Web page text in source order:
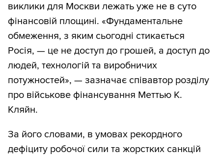
виклики для Москви лежать уже не в суто
фінансовій площині. «Фундаментальне
обмеження, з яким сьогодні стикається
Росія, — це не доступ до грошей, а доступ до
людей, технологій та виробничих
потужностей», — зазначає співавтор розділу
про військове фінансування Меттью К.
Кляйн.
За його словами, в умовах рекордного
дефіциту робочої сили та жорстких санкцій